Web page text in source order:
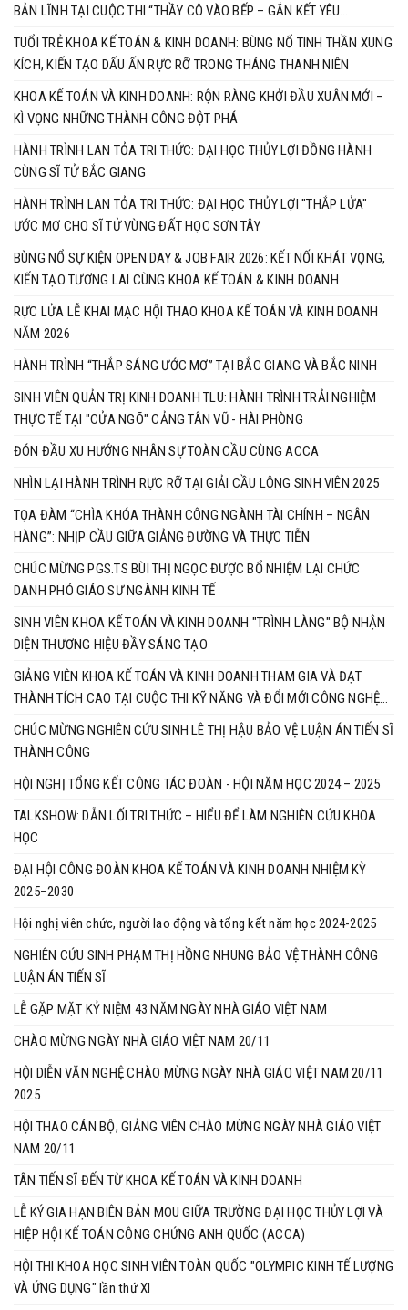
BẢN LĨNH TẠI CUỘC THI “THẦY CÔ VÀO BẾP – GẮN KẾT YÊU
THƯƠNG”
TUỔI TRẺ KHOA KẾ TOÁN & KINH DOANH: BÙNG NỔ TINH THẦN XUNG
KÍCH, KIẾN TẠO DẤU ẤN RỰC RỠ TRONG THÁNG THANH NIÊN
KHOA KẾ TOÁN VÀ KINH DOANH: RỘN RÀNG KHỞI ĐẦU XUÂN MỚI –
KÌ VỌNG NHỮNG THÀNH CÔNG ĐỘT PHÁ
HÀNH TRÌNH LAN TỎA TRI THỨC: ĐẠI HỌC THỦY LỢI ĐỒNG HÀNH
CÙNG SĨ TỬ BẮC GIANG
HÀNH TRÌNH LAN TỎA TRI THỨC: ĐẠI HỌC THỦY LỢI "THẮP LỬA"
ƯỚC MƠ CHO SĨ TỬ VÙNG ĐẤT HỌC SƠN TÂY
BÙNG NỔ SỰ KIỆN OPEN DAY & JOB FAIR 2026: KẾT NỐI KHÁT VỌNG,
KIẾN TẠO TƯƠNG LAI CÙNG KHOA KẾ TOÁN & KINH DOANH
RỰC LỬA LỄ KHAI MẠC HỘI THAO KHOA KẾ TOÁN VÀ KINH DOANH
NĂM 2026
HÀNH TRÌNH “THẮP SÁNG ƯỚC MƠ” TẠI BẮC GIANG VÀ BẮC NINH
SINH VIÊN QUẢN TRỊ KINH DOANH TLU: HÀNH TRÌNH TRẢI NGHIỆM
THỰC TẾ TẠI "CỬA NGÕ" CẢNG TÂN VŨ - HÀI PHÒNG
ĐÓN ĐẦU XU HƯỚNG NHÂN SỰ TOÀN CẦU CÙNG ACCA
NHÌN LẠI HÀNH TRÌNH RỰC RỠ TẠI GIẢI CẦU LÔNG SINH VIÊN 2025
TỌA ĐÀM “CHÌA KHÓA THÀNH CÔNG NGÀNH TÀI CHÍNH – NGÂN
HÀNG”: NHỊP CẦU GIỮA GIẢNG ĐƯỜNG VÀ THỰC TIỄN
CHÚC MỪNG PGS.TS BÙI THỊ NGỌC ĐƯỢC BỔ NHIỆM LẠI CHỨC
DANH PHÓ GIÁO SƯ NGÀNH KINH TẾ
SINH VIÊN KHOA KẾ TOÁN VÀ KINH DOANH "TRÌNH LÀNG" BỘ NHẬN
DIỆN THƯƠNG HIỆU ĐẦY SÁNG TẠO
GIẢNG VIÊN KHOA KẾ TOÁN VÀ KINH DOANH THAM GIA VÀ ĐẠT
THÀNH TÍCH CAO TẠI CUỘC THI KỸ NĂNG VÀ ĐỔI MỚI CÔNG NGHỆ
BRICS 2025
CHÚC MỪNG NGHIÊN CỨU SINH LÊ THỊ HẬU BẢO VỆ LUẬN ÁN TIẾN SĨ
THÀNH CÔNG
HỘI NGHỊ TỔNG KẾT CÔNG TÁC ĐOÀN - HỘI NĂM HỌC 2024 – 2025
TALKSHOW: DẪN LỐI TRI THỨC – HIỂU ĐỂ LÀM NGHIÊN CỨU KHOA
HỌC
ĐẠI HỘI CÔNG ĐOÀN KHOA KẾ TOÁN VÀ KINH DOANH NHIỆM KỲ
2025–2030
Hội nghị viên chức, người lao động và tổng kết năm học 2024-2025
NGHIÊN CỨU SINH PHẠM THỊ HỒNG NHUNG BẢO VỆ THÀNH CÔNG
LUẬN ÁN TIẾN SĨ
LỄ GẶP MẶT KỶ NIỆM 43 NĂM NGÀY NHÀ GIÁO VIỆT NAM
CHÀO MỪNG NGÀY NHÀ GIÁO VIỆT NAM 20/11
HỘI DIỄN VĂN NGHỆ CHÀO MỪNG NGÀY NHÀ GIÁO VIỆT NAM 20/11
2025
HỘI THAO CÁN BỘ, GIẢNG VIÊN CHÀO MỪNG NGÀY NHÀ GIÁO VIỆT
NAM 20/11
TÂN TIẾN SĨ ĐẾN TỪ KHOA KẾ TOÁN VÀ KINH DOANH
LỄ KÝ GIA HẠN BIÊN BẢN MOU GIỮA TRƯỜNG ĐẠI HỌC THỦY LỢI VÀ
HIỆP HỘI KẾ TOÁN CÔNG CHỨNG ANH QUỐC (ACCA)
HỘI THI KHOA HỌC SINH VIÊN TOÀN QUỐC "OLYMPIC KINH TẾ LƯỢNG
VÀ ỨNG DỤNG" lần thứ XI